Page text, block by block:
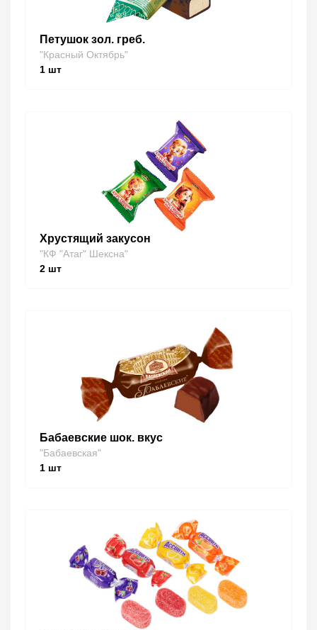
Петушок зол. греб.
"Красный Октябрь"
1 шт
Хрустящий закусон
"КФ "Атаг" Шексна"
2 шт
Бабаевские шок. вкус
"Бабаевская"
1 шт